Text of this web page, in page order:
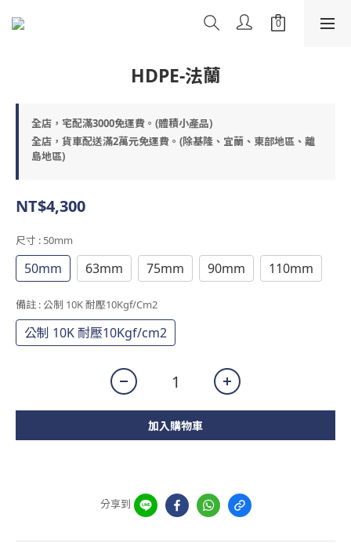
HDPE-法蘭
全店，宅配滿3000免運費。(體積小產品)
全店，貨車配送滿2萬元免運費。(除基隆、宜蘭、東部地區、離
島地區)
NT$4,300
尺寸 : 50mm
50mm 63mm 75mm 90mm 110mm
備註 : 公制 10K 耐壓10Kgf/cm2
公制 10K 耐壓10Kgf/cm2
加入購物車
分享到